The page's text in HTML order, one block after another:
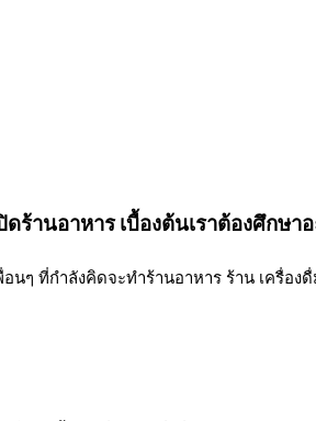
ดร้านอาหาร เบื้องต้นเราต้องศึกษา
อนๆ ที่กำลังคิดจะทำร้านอาหาร ร้าน เครื่